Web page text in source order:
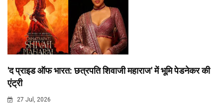
'द प्राइड ऑफ भारत: छत्रपति शिवाजी महाराज' में भूमि पेडनेकर की
एंट्री
27 Jul, 2026